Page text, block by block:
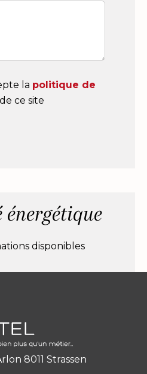
la politique de
de ce site
disponibles
8011 Strassen